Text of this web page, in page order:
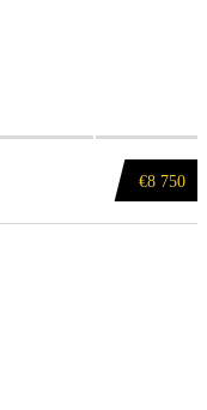
€8 750